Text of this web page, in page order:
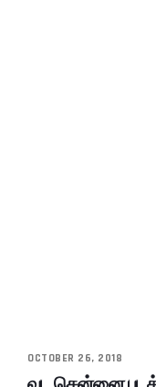
OCTOBER 26, 2018